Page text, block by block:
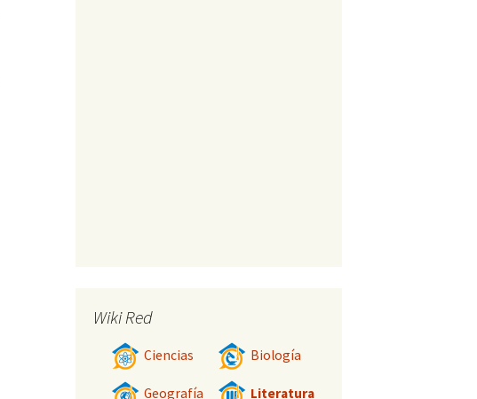
Wiki Red
Ciencias Biología
Geografía Literatura